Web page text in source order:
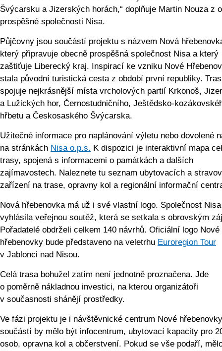
Švýcarsku a Jizerských horách,“ doplňuje Martin Nouza z
prospěšné společnosti Nisa.
Půjčovny jsou součástí projektu s názvem Nová
který připravuje obecně prospěšná společnost Nisa a který
zaštiťuje Liberecký kraj. Inspirací ke vzniku Nové
stala původní turistická cesta z období první republiky.
spojuje nejkrásnější místa vrcholových partií Krkonoš,
a Lužických hor, Černostudničního, Ještědsko-
hřbetu a Českosaského Švýcarska.
Užitečné informace pro naplánování výletu nebo dovolené
na stránkách Nisa o.p.s. K dispozici je interaktivní mapa
trasy, spojená s informacemi o památkách a dalších
zajímavostech. Naleznete tu seznam ubytovacích a
zařízení na trase, opravny kol a regionální informační
Nová hřebenovka má už i své vlastní logo. Společnost
vyhlásila veřejnou soutěž, která se setkala s obrovským
Pořadatelé obdrželi celkem 140 návrhů. Oficiální logo Nové
hřebenovky bude představeno na veletrhu Euroregion Tour
v Jablonci nad Nisou.
Celá trasa bohužel zatím není jednotně proznačena. Jde
o poměrně nákladnou investici, na kterou organizátoři
v současnosti shánějí prostředky.
Ve fázi projektu je i návštěvnické centrum Nové
součástí by mělo být infocentrum, ubytovací kapacity pro
osob, opravna kol a občerstvení. Pokud se vše podaří,